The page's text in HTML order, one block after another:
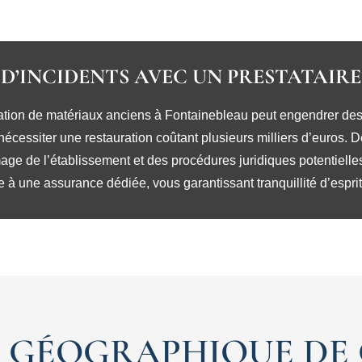
AVEC UN
de matériaux anciens à Fontainebleau peut engendrer
une restauration coûtant plusieurs milliers d’euros.
de l’établissement et des procédures juridiques
à une assurance dédiée, vous garantissant tranquillité